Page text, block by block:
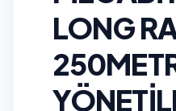
LONG